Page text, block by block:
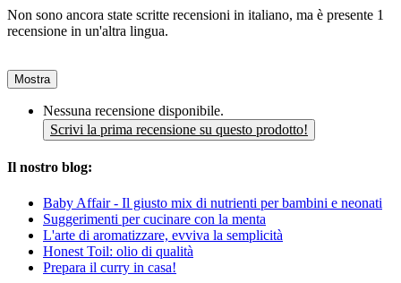
Non sono ancora state scritte recensioni in italiano, ma è presente 1
recensione in un'altra lingua.
Mostra
Nessuna recensione disponibile.
Scrivi la prima recensione su questo prodotto!
Il nostro blog:
Baby Affair - Il giusto mix di nutrienti per bambini e neonati
Suggerimenti per cucinare con la menta
L'arte di aromatizzare, evviva la semplicità
Honest Toil: olio di qualità
Prepara il curry in casa!